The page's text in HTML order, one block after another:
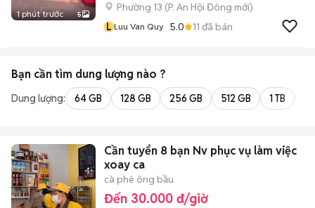
1 phút trước 5
Phường 13 (P. An Hội Đông mới)
L Luu Van Quy 5.0 11 đã bán
Bạn cần tìm dung lượng nào ?
Dung lượng: 64 GB 128 GB 256 GB 512 GB 1 TB
Cần tuyển 8 bạn Nv phục vụ làm việc
xoay ca
cà phê ông bầu
Đến 30.000 đ/giờ